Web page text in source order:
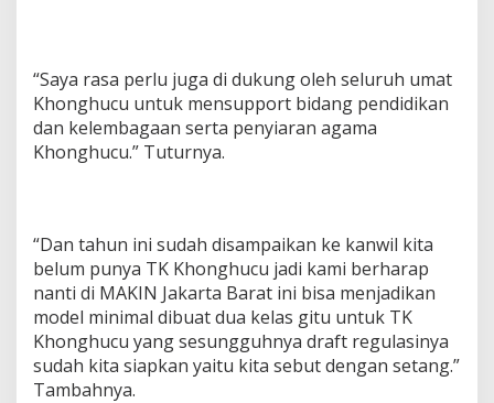
“Saya rasa perlu juga di dukung oleh seluruh umat
Khonghucu untuk mensupport bidang pendidikan
dan kelembagaan serta penyiaran agama
Khonghucu.” Tuturnya.
“Dan tahun ini sudah disampaikan ke kanwil kita
belum punya TK Khonghucu jadi kami berharap
nanti di MAKIN Jakarta Barat ini bisa menjadikan
model minimal dibuat dua kelas gitu untuk TK
Khonghucu yang sesungguhnya draft regulasinya
sudah kita siapkan yaitu kita sebut dengan setang.”
Tambahnya.